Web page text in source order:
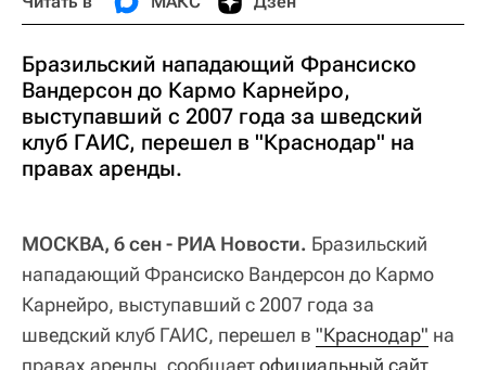
Бразильский нападающий Франсиско
Вандерсон до Кармо Карнейро,
выступавший с 2007 года за шведский
клуб ГАИС, перешел в "Краснодар" на
правах аренды.
МОСКВА, 6 сен - РИА Новости. Бразильский
нападающий Франсиско Вандерсон до Кармо
Карнейро, выступавший с 2007 года за
шведский клуб ГАИС, перешел в "Краснодар" на
правах аренды, сообщаетофициальный сайт